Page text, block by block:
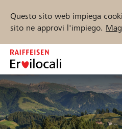
Questo sito web impiega
sito ne approvi l'impiego.
Zum
Inhalt
springen
Inizia